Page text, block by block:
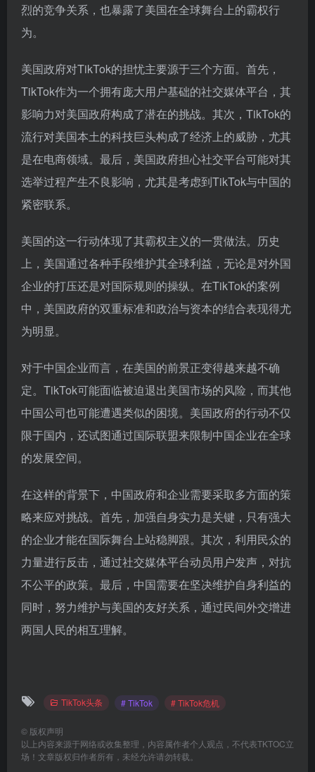
烈的竞争关系，也暴露了美国在全球舞台上的霸权行
为。
美国政府对TikTok的担忧主要源于三个方面。首先，
TikTok作为一个拥有庞大用户基础的社交媒体平台，其
影响力对美国政府构成了潜在的挑战。其次，TikTok的
流行对美国本土的科技巨头构成了经济上的威胁，尤其
是在电商领域。最后，美国政府担心社交平台可能对其
选举过程产生不良影响，尤其是考虑到TikTok与中国的
紧密联系。
美国的这一行动体现了其霸权主义的一贯做法。历史
上，美国通过各种手段维护其全球利益，无论是对外国
企业的打压还是对国际规则的操纵。在TikTok的案例
中，美国政府的双重标准和政治与资本的结合表现得尤
为明显。
对于中国企业而言，在美国的前景正变得越来越不确
定。TikTok可能面临被迫退出美国市场的风险，而其他
中国公司也可能遭遇类似的困境。美国政府的行动不仅
限于国内，还试图通过国际联盟来限制中国企业在全球
的发展空间。
在这样的背景下，中国政府和企业需要采取多方面的策
略来应对挑战。首先，加强自身实力是关键，只有强大
的企业才能在国际舞台上站稳脚跟。其次，利用民众的
力量进行反击，通过社交媒体平台动员用户发声，对抗
不公平的政策。最后，中国需要在坚决维护自身利益的
同时，努力维护与美国的友好关系，通过民间外交增进
两国人民的相互理解。
TikTok头条 # TikTok # TikTok危机
© 版权声明
以上内容来源于网络或收集整理，内容属作者个人观点，不代表TKTOC立
场！文章版权归作者所有，未经允许请勿转载。